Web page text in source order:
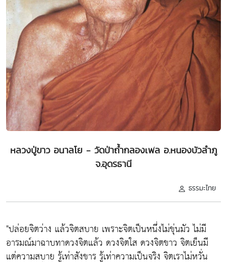
หลวงปู่ขาว อนาลโย - วัดป่าถ้ำกลองเพล อ.หนองบัวลำภู
จ.อุดรธานี
ธรรมะไทย
"ปล่อยจิตว่าง แล้วจิตสบาย เพราะจิตเป็นหนึ่งไม่ขุ่นมัว ไม่มี
อารมณ์มาฉาบทาดวงจิตแล้ว ดวงจิตใส ดวงจิตขาว จิตเย็นมี
แต่ความสบาย รู้เท่าสังขาร รู้เท่าความเป็นจริง จิตเราไม่หวั่น